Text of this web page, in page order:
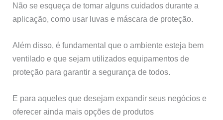
Não se esqueça de tomar alguns cuidados durante a
aplicação, como usar luvas e máscara de proteção.
Além disso, é fundamental que o ambiente esteja bem
ventilado e que sejam utilizados equipamentos de
proteção para garantir a segurança de todos.
E para aqueles que desejam expandir seus negócios e
oferecer ainda mais opções de produtos